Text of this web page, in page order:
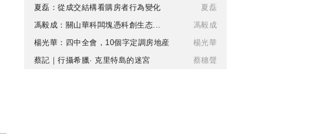
夏磊：從成交結構看購房者行為變化
夏磊
馮毅成：關山華科闆塊憑科創生态...
馮毅成
楊光華：四中全會，10個字定調房地産
楊光華
蔡記｜行攝希臘· 克里特島的迷宮
蔡穗聲